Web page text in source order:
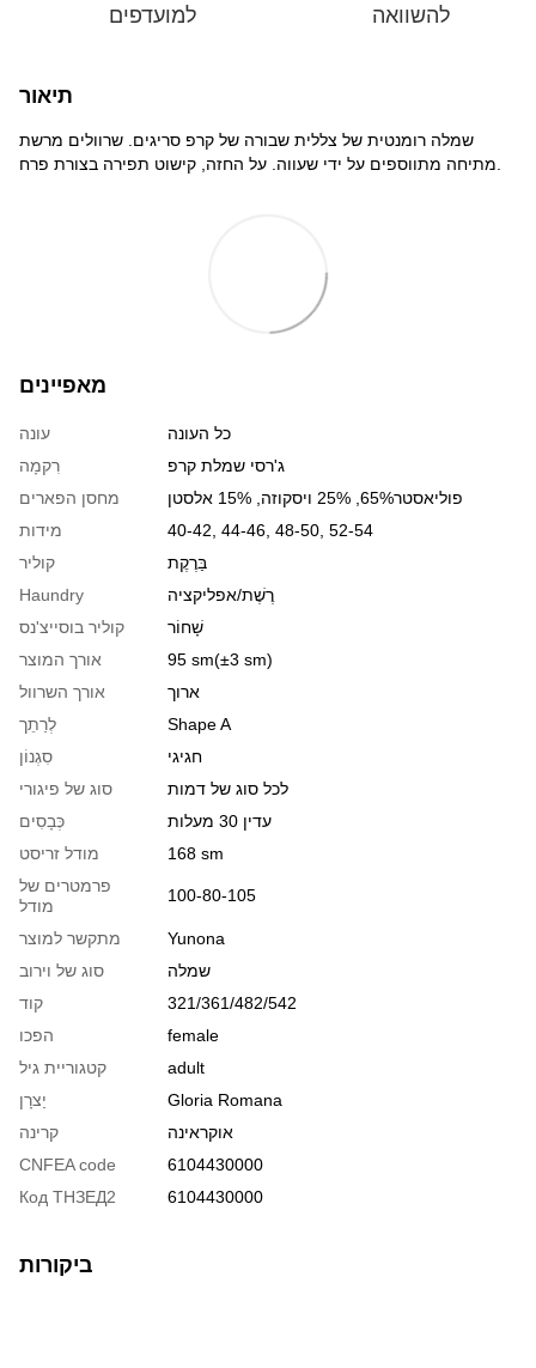
למועדפים להשוואה
תיאור
שמלה רומנטית של צללית שבורה של קרפ סריגים. שרוולים מרשת
מאפיינים
עונה
כל העונה
רִקמָה
ג'רסי שמלת קרפ
מחסן הפארים
פוליאסטר65%, 25% ויסקוזה, 15% אלסטן
מידות
40-42, 44-46, 48-50, 52-54
קוליר
בַּרֶקֶת
Haundry
רֶשֶׁת/אפליקציה
קוליר בוסייצ'נס
שָׁחוֹר
אורך המוצר
95 sm(±3 sm)
אורך השרוול
ארוך
לְרַתֵך
Shape A
סִגְנוֹן
חגיגי
סוג של פיגורי
לכל סוג של דמות
כְּבָסִים
עדין 30 מעלות
מודל זריסט
168 sm
פרמטרים של
מודל
100-80-105
מתקשר למוצר
Yunona
סוג של וירוב
שמלה
קוד
321/361/482/542
הפכו
female
קטגוריית גיל
adult
יַצרָן
Gloria Romana
קרינה
אוקראינה
CNFEA code
6104430000
Код ТНЗЕД2
6104430000
ביקורות